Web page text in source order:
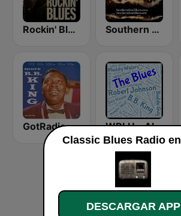
Rockin' Blues - FadeFM Southern Soul Blues
GotRadio - Bit O' Blues WBLU - All Blues Radio
DESCARGAR APP